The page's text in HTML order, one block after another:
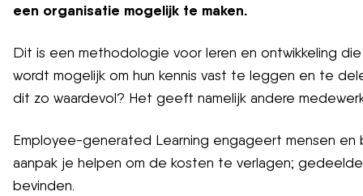
een organisatie mogelijk te maken.
Dit is een methodologie voor leren en ontwikkeling
wordt mogelijk om hun kennis vast te leggen en te
dit zo waardevol? Het geeft namelijk andere
Employee-generated Learning engageert mensen
aanpak je helpen om de kosten te verlagen;
bevinden.